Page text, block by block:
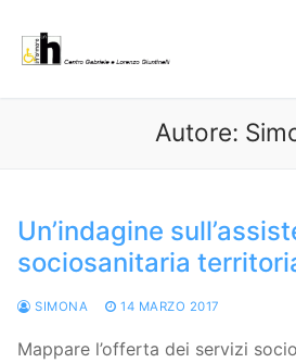
contenuto
Autore:
Un’indagine
sociosanitaria
SIMONA 14 MARZO 2017
Mappare l’offerta dei servizi